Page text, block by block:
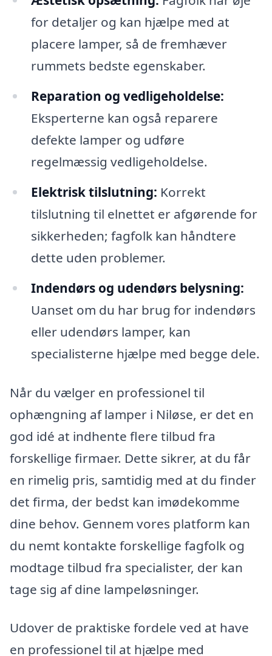
for detaljer og kan hjælpe med at
placere lamper, så de fremhæver
rummets bedste egenskaber.
Reparation og vedligeholdelse:
Eksperterne kan også reparere
defekte lamper og udføre
regelmæssig vedligeholdelse.
Elektrisk tilslutning: Korrekt
tilslutning til elnettet er afgørende for
sikkerheden; fagfolk kan håndtere
dette uden problemer.
Indendørs og udendørs belysning:
Uanset om du har brug for indendørs
eller udendørs lamper, kan
specialisterne hjælpe med begge dele.
Når du vælger en professionel til
ophængning af lamper i Niløse, er det en
god idé at indhente flere tilbud fra
forskellige firmaer. Dette sikrer, at du får
en rimelig pris, samtidig med at du finder
det firma, der bedst kan imødekomme
dine behov. Gennem vores platform kan
du nemt kontakte forskellige fagfolk og
modtage tilbud fra specialister, der kan
tage sig af dine lampeløsninger.
Udover de praktiske fordele ved at have
en professionel til at hjælpe med